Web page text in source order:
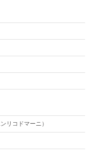
リコドマーニ）